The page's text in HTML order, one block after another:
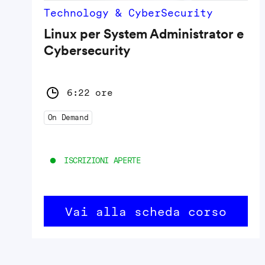
Technology & CyberSecurity
Linux per System Administrator e
Cybersecurity
6:22 ore
On Demand
ISCRIZIONI APERTE
Vai alla scheda corso